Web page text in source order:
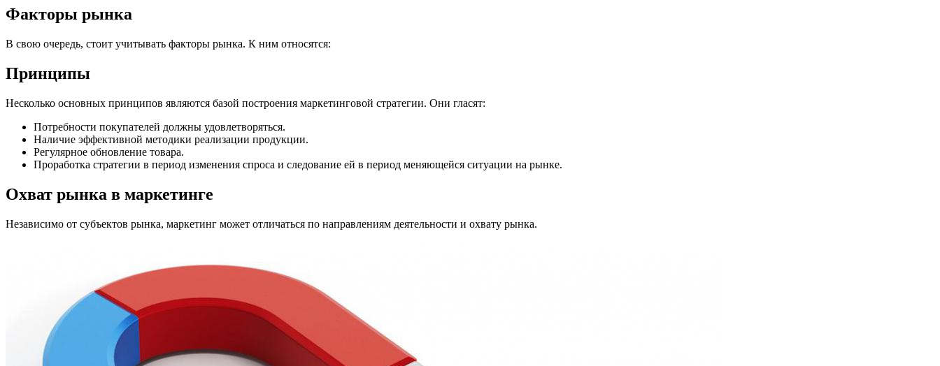
Факторы рынка
В свою очередь, стоит учитывать факторы рынка. К ним относятся:
Принципы
Несколько основных принципов являются базой построения маркетинговой стратегии. Они гласят:
Потребности покупателей должны удовлетворяться.
Наличие эффективной методики реализации продукции.
Регулярное обновление товара.
Проработка стратегии в период изменения спроса и следование ей в период меняющейся ситуации на рынке.
Охват рынка в маркетинге
Независимо от субъектов рынка, маркетинг может отличаться по направлениям деятельности и охвату рынка.